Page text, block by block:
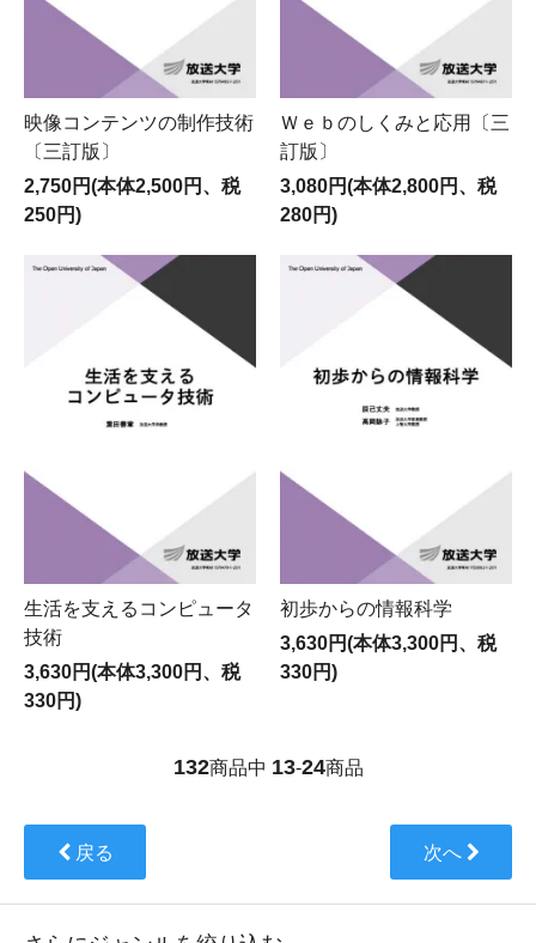
映像コンテンツの制作技術
〔三訂版〕
2,750円(本体2,500円、税
250円)
Ｗｅｂのしくみと応用〔三
訂版〕
3,080円(本体2,800円、税
280円)
生活を支えるコンピュータ
技術
3,630円(本体3,300円、税
330円)
初歩からの情報科学
3,630円(本体3,300円、税
330円)
132商品中 13-24商品
戻る 次へ